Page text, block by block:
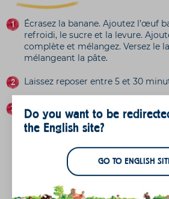
Écrasez la banane. Ajoutez l’œuf
refroidi, le sucre et la levure.
complète et mélangez. Versez le
mélangeant la pâte.
Laissez reposer entre 5 et 30
Dans une poêle chaude, versez
pancakes et faites-les cuire des
qu’ils soient dorés. Répétez avec
Et n'oubliez-pas de
noter la recette :
Do you want to be
the English site?
GO TO ENGLISH